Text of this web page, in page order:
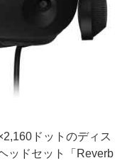
ドットのディス
ッドセット「Reverb